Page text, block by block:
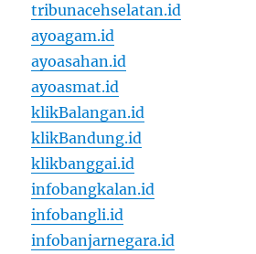
tribunacehselatan.id
ayoagam.id
ayoasahan.id
ayoasmat.id
klikBalangan.id
klikBandung.id
klikbanggai.id
infobangkalan.id
infobangli.id
infobanjarnegara.id